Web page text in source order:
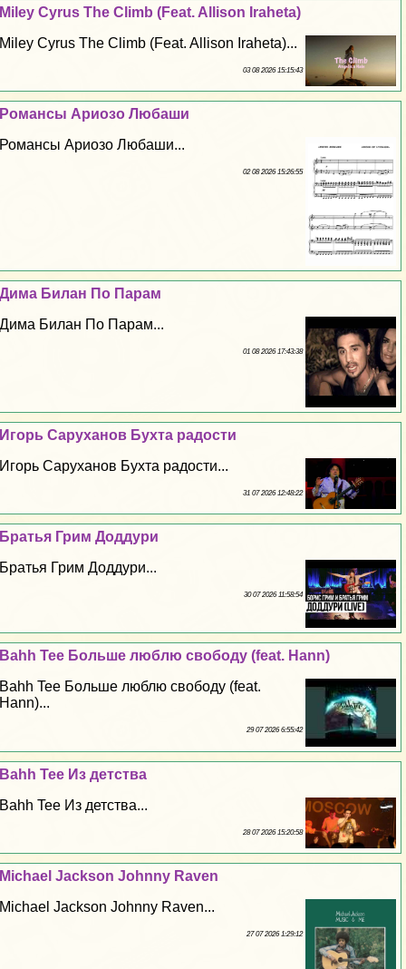
Miley Cyrus The Climb (Feat. Allison Iraheta)
Miley Cyrus The Climb (Feat. Allison Iraheta)...
03 08 2026 15:15:43
Романсы Ариозо Любаши
Романсы Ариозо Любаши...
02 08 2026 15:26:55
Дима Билан По Парам
Дима Билан По Парам...
01 08 2026 17:43:38
Игорь Саруханов Бухта радости
Игорь Саруханов Бухта радости...
31 07 2026 12:48:22
Братья Грим Доддури
Братья Грим Доддури...
30 07 2026 11:58:54
Bahh Tee Больше люблю свободу (feat. Hann)
Bahh Tee Больше люблю свободу (feat.
Hann)...
29 07 2026 6:55:42
Bahh Tee Из детства
Bahh Tee Из детства...
28 07 2026 15:20:58
Michael Jackson Johnny Raven
Michael Jackson Johnny Raven...
27 07 2026 1:29:12